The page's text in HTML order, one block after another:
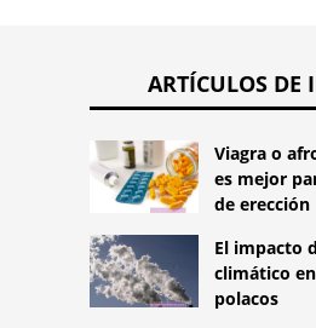
ARTÍCULOS DE
Viagra o
es mejor
de erección
El impacto
climático
polacos